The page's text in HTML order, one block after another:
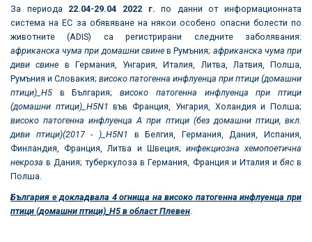
За периода 22.04-29.04 2022 г. по данни от информационната
система на ЕС за обявяване на някои особено опасни болести по
животните (ADIS) са регистрирани следните заболявания:
африканска чума при домашни свинев Румъния; африканска чума при
диви свине в Германия, Унгария, Италия, Литва, Латвия, Полша,
Румъния и Словакия; високо патогенна инфлуенца при птици (домашни
птици)_ H5 в България;високо патогенна инфлуенца при птици
(домашни птици)_ H5N1 във Франция, Унгария, Холандия и Полша;
високо патогенна инфлуенца А при птици (без домашни птици, вкл.
диви птици)(2017 - )_ H5N1 в Белгия, Германия, Дания, Испания,
Финландия, Франция, Литва и Швеция; инфекциозна хемопоетична
некроза в Дания; туберкулоза в Германия, Франция и Италия и бясв
Полша.
България е докладвала 4 огнища на високо патогенна инфлуенца при
птици (домашни птици)_Н5 в област Плевен